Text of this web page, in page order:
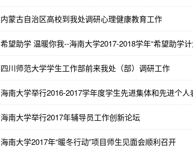
内蒙古自治区高校到我处调研心理健康教育工作
希望助学 温暖你我--海南大学2017-2018学年“希望助学
四川师范大学学生工作部前来我处（部）调研工作
海南大学举行2016-2017学年度学生先进集体和先进个人
海南大学举行2017年辅导员工作创新论坛
海南大学2017年“暖冬行动”项目师生见面会顺利召开